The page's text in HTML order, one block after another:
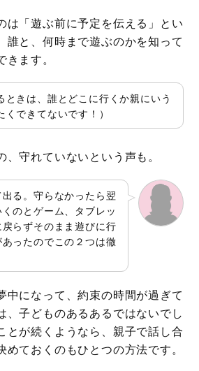
は「遊ぶ前に予定を伝える」とい
誰と、何時まで遊ぶのかを知って
ます。
ときは、誰とどこに行くか親にいう
くできてないです！）
守れていないという声も。
る。守らなかったら翌
のとゲーム、タブレッ
らずそのまま遊びに行
ったのでこの２つは徹
中になって、約束の時間が過ぎて
子どものあるあるではないでし
とが続くようなら、親子で話し合
ておくのもひとつの方法です。